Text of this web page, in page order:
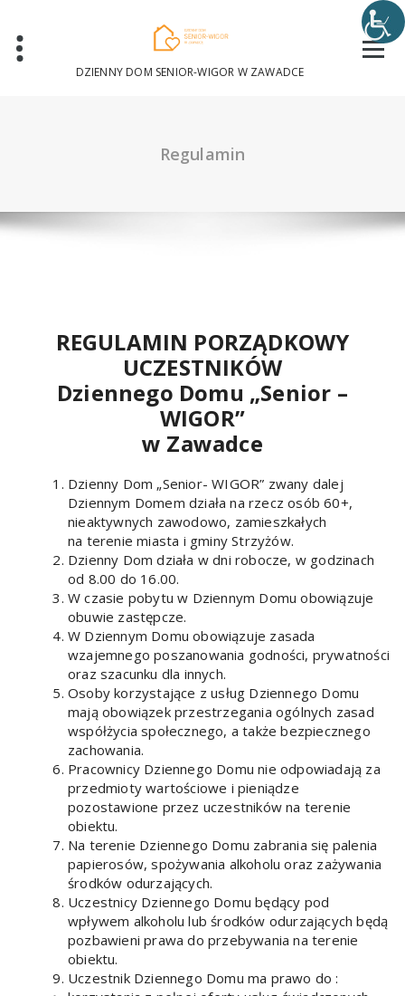
content
DZIENNY DOM SENIOR-WIGOR W ZAWADCE
Regulamin
REGULAMIN PORZĄDKOWY
UCZESTNIKÓW
Dziennego Domu „Senior –
WIGOR”
w Zawadce
Dzienny Dom „Senior- WIGOR” zwany dalej
Dziennym Domem działa na rzecz osób 60+,
nieaktywnych zawodowo, zamieszkałych
na terenie miasta i gminy Strzyżów.
Dzienny Dom działa w dni robocze, w godzinach
od 8.00 do 16.00.
W czasie pobytu w Dziennym Domu obowiązuje
obuwie zastępcze.
W Dziennym Domu obowiązuje zasada
wzajemnego poszanowania godności, prywatności
oraz szacunku dla innych.
Osoby korzystające z usług Dziennego Domu
mają obowiązek przestrzegania ogólnych zasad
współżycia społecznego, a także bezpiecznego
zachowania.
Pracownicy Dziennego Domu nie odpowiadają za
przedmioty wartościowe i pieniądze
pozostawione przez uczestników na terenie
obiektu.
Na terenie Dziennego Domu zabrania się palenia
papierosów, spożywania alkoholu oraz zażywania
środków odurzających.
Uczestnicy Dziennego Domu będący pod
wpływem alkoholu lub środków odurzających będą
pozbawieni prawa do przebywania na terenie
obiektu.
Uczestnik Dziennego Domu ma prawo do :